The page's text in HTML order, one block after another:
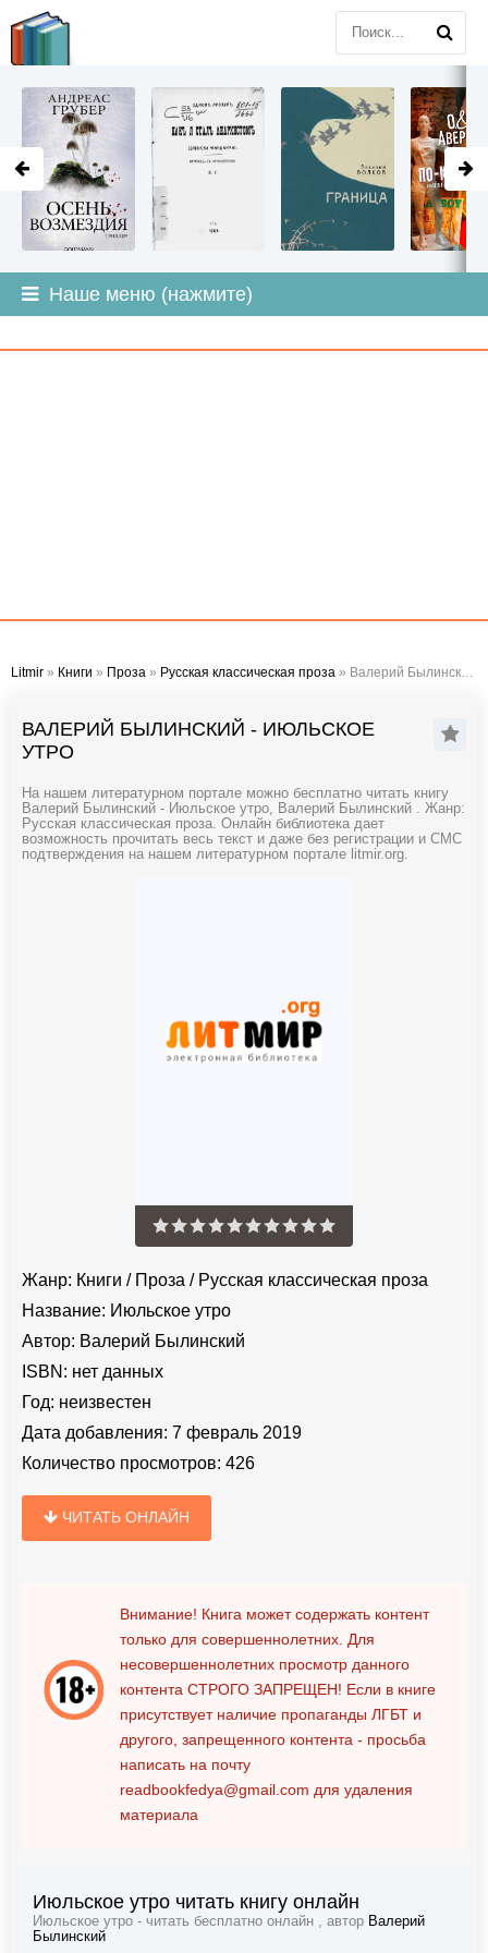
Наше меню (нажмите)
Litmir » Книги » Проза » Русская классическая проза » Валерий Былинский - Июльское утро
ВАЛЕРИЙ БЫЛИНСКИЙ - ИЮЛЬСКОЕ
УТРО
На нашем литературном портале можно бесплатно читать книгу
Валерий Былинский - Июльское утро, Валерий Былинский . Жанр:
Русская классическая проза. Онлайн библиотека дает
возможность прочитать весь текст и даже без регистрации и СМС
подтверждения на нашем литературном портале litmir.org.
Жанр: Книги / Проза / Русская классическая проза
Название: Июльское утро
Автор: Валерий Былинский
ISBN: нет данных
Год: неизвестен
Дата добавления: 7 февраль 2019
Количество просмотров: 426
ЧИТАТЬ ОНЛАЙН
Внимание! Книга может содержать контент
только для совершеннолетних. Для
несовершеннолетних просмотр данного
контента СТРОГО ЗАПРЕЩЕН! Если в книге
присутствует наличие пропаганды ЛГБТ и
другого, запрещенного контента - просьба
написать на почту
readbookfedya@gmail.com для удаления
материала
Июльское утро читать книгу онлайн
Июльское утро - читать бесплатно онлайн , автор Валерий
Былинский
LITMIR.ORG